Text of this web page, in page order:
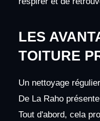
LES
TOITURE
Un nettoyage
De La Raho
Tout d'abord, cela